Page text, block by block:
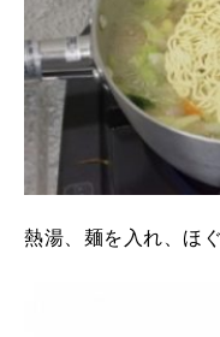
熱湯、麺を入れ、ほ